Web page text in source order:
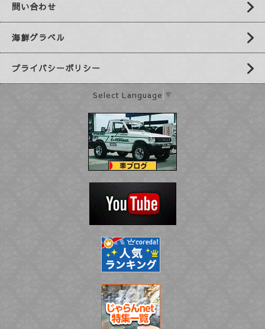
問い合わせ
海鮮グラベル
プライバシーポリシー
Select Language ▼